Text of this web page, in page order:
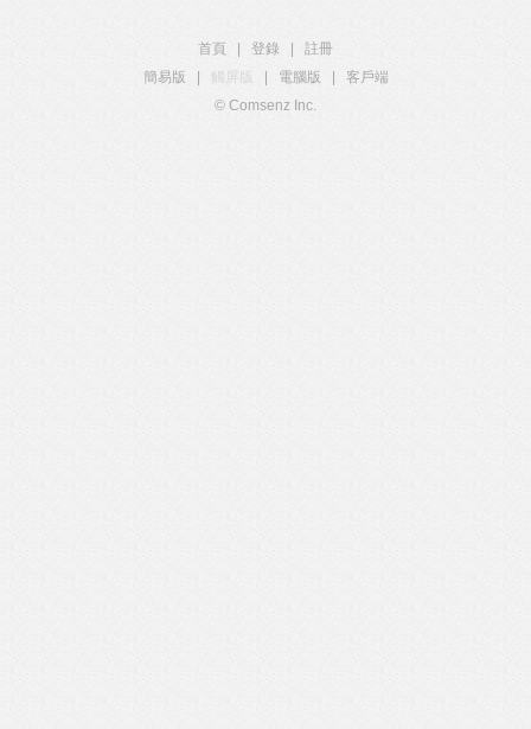
首頁 登錄
註冊
簡易版
觸屏版 電腦版
客戶端
© Comsenz Inc.